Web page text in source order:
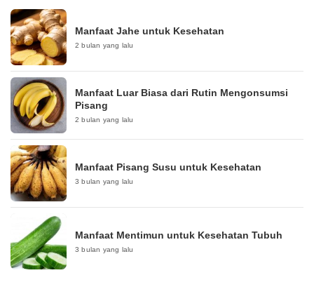
Manfaat Jahe untuk Kesehatan
2 bulan yang lalu
Manfaat Luar Biasa dari Rutin Mengonsumsi
Pisang
2 bulan yang lalu
Manfaat Pisang Susu untuk Kesehatan
3 bulan yang lalu
Manfaat Mentimun untuk Kesehatan Tubuh
3 bulan yang lalu